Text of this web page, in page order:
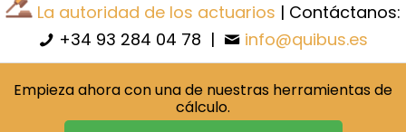
La autoridad de los actuarios | Contáctanos:
+34 93 284 04 78 | info@quibus.es
Empieza ahora con una de nuestras herramientas de
cálculo.